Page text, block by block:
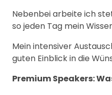
Nebenbei arbeite ich
so jeden Tag mein
Mein intensiver
guten Einblick in die
Premium Speakers: